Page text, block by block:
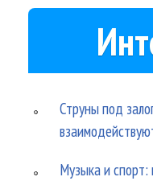
Струны под
Музыка и спорт: